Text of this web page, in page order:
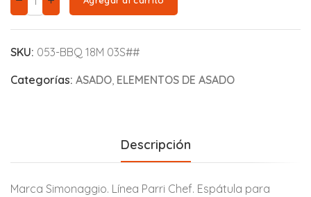
SKU: 053-BBQ 18M 03S##
Categorías: ASADO ELEMENTOS DE ASADO
Descripción
Marca Simonaggio. Línea Parri Chef. Espátula para